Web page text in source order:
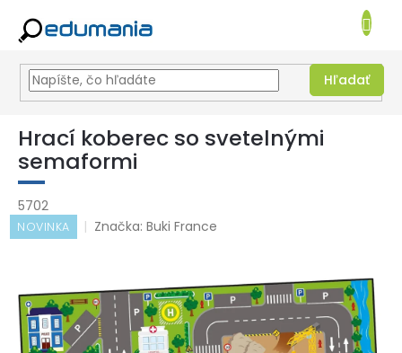
Prejsť
obsah
Hľadať
KOŠÍK
Hrací koberec so svetelnými
semaformi
5702
NOVINKA Značka: Buki France